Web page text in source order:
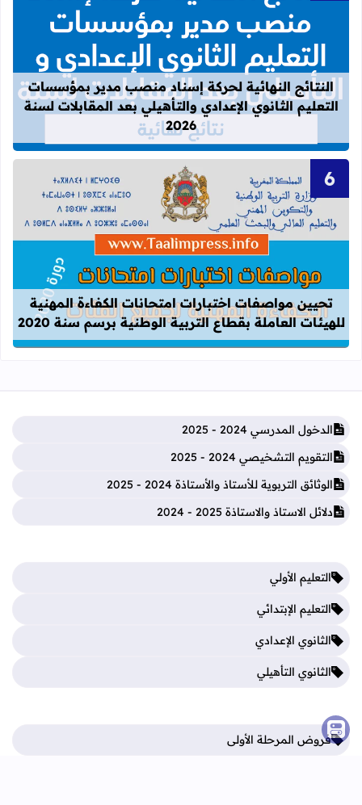
قراءة المزيد عن النتائج النهائية
النتائج النهائية لحركة إسناد منصب مدير بمؤسسات
التعليم الثانوي الإعدادي والتأهيلي بعد المقابلات لسنة
2026
قراءة المزيد عن تحيين مواصفات
تحيين مواصفات اختبارات امتحانات الكفاءة المهنية
للهيئات العاملة بقطاع التربية الوطنية برسم سنة 2020
الدخول المدرسي 2024 - 2025
التقويم التشخيصي 2024 - 2025
الوثائق التربوية للأستاذ والأستاذة 2024 - 2025
دلائل الاستاذ والاستاذة 2025 - 2024
التعليم الأولي
التعليم الإبتدائي
الثانوي الإعدادي
الثانوي التأهيلي
فروض المرحلة الأولى